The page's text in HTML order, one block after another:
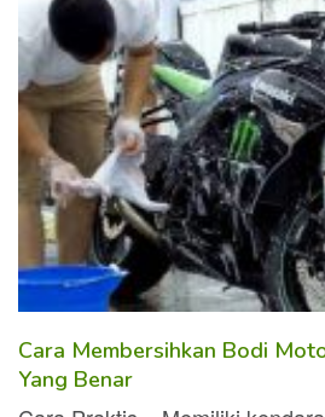
Cara Membersihkan Bodi
Yang Benar